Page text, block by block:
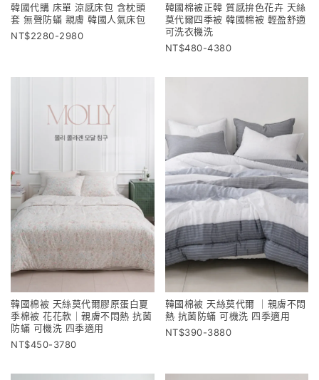
韓國代購 床單 涼感床包 含枕頭
套 無聲防蟎 親膚 韓國人氣床包
2280-2980
韓國棉被正韓 質感拚色花卉 天絲
莫代爾四季被 韓國棉被 輕盈舒適
可洗衣機洗
480-4380
韓國棉被 天絲莫代爾膠原蛋白夏
季棉被 花花款｜親膚不悶熱 抗菌
防蟎 可機洗 四季適用
450-3780
韓國棉被 天絲莫代爾 ｜親膚不悶
熱 抗菌防蟎 可機洗 四季適用
390-3880